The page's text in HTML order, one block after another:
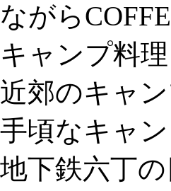
ながら
キャンプ料
近郊のキャ
手頃なキャ
地下鉄六丁